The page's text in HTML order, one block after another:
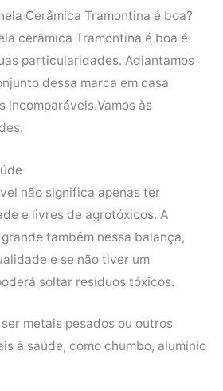
Cerâmica Tramontina é boa?
cerâmica Tramontina é boa é
particularidades. Adiantamos
dessa marca em casa
incomparáveis.Vamos às
não significa apenas ter
e livres de agrotóxicos. A
também nessa balança,
e se não tiver um
soltar resíduos tóxicos.
metais pesados ou outros
à saúde, como chumbo, alumínio